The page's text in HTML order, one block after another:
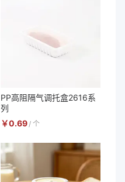
PP高阻隔气调托盒2616系
列
￥0.69 / 个